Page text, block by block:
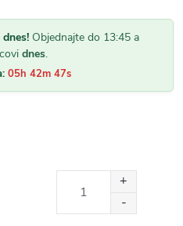
Objednajte do 13:45 a
dnes.
05h 42m 47s